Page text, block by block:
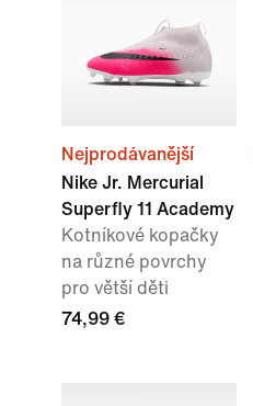
Nejprodávanější
Nike Jr. Mercurial
Superfly 11 Academy
Kotníkové kopačky
na různé povrchy
pro větší děti
74,99 €